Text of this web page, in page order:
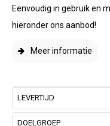
Eenvoudig in gebruik en
hieronder ons aanbod!
Meer informatie
LEVERTIJD
DOELGROEP